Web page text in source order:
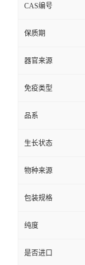
CAS编号
保质期
器官来源
免疫类型
品系
生长状态
物种来源
包装规格
纯度
是否进口